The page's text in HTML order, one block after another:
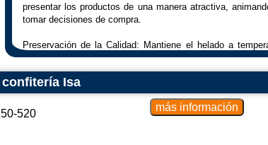
presentar los productos de una manera atractiva,
tomar decisiones de compra.
Preservación de la Calidad: Mantiene el helado a
para garantizar la calidad del producto, evitando su
Acceso facilitado: permite a los clientes ver los
disponibles y tener fácil acceso para realizar sus
Isa
520